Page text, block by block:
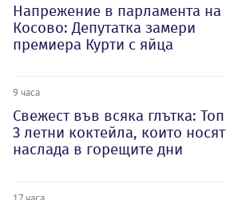
Напрежение в парламента на
Косово: Депутатка замери
премиера Курти с яйца
9 часа
Свежест във всяка глътка: Топ
3 летни коктейла, които носят
наслада в горещите дни